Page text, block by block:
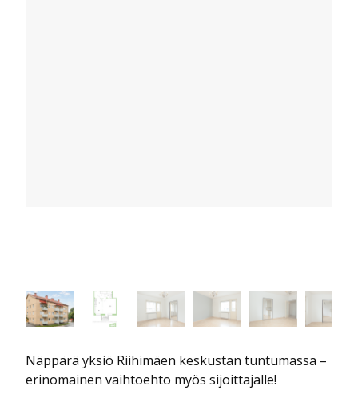
Näppärä yksiö Riihimäen keskustan tuntumassa –
erinomainen vaihtoehto myös sijoittajalle!